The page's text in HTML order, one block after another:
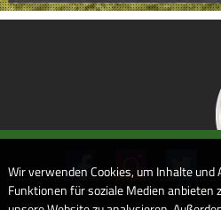
Wir verwenden Cookies, um Inhalte und
Funktionen für soziale Medien anbieten